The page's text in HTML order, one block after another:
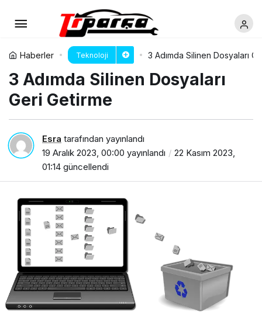
Haberler Teknoloji 3 Adımda Silinen Dosyaları
3 Adımda Silinen Dosyaları
Geri Getirme
Esra tarafından yayınlandı
19 Aralık 2023, 00:00 yayınlandı
22 Kasım 2023,
01:14 güncellendi